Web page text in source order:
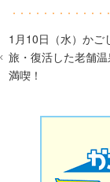
1月10日（水）かご
旅・復活した老舗温
満喫！